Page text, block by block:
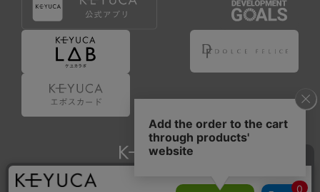
Copyright © KAWAJUN Co., Ltd. All Rights Reserved.